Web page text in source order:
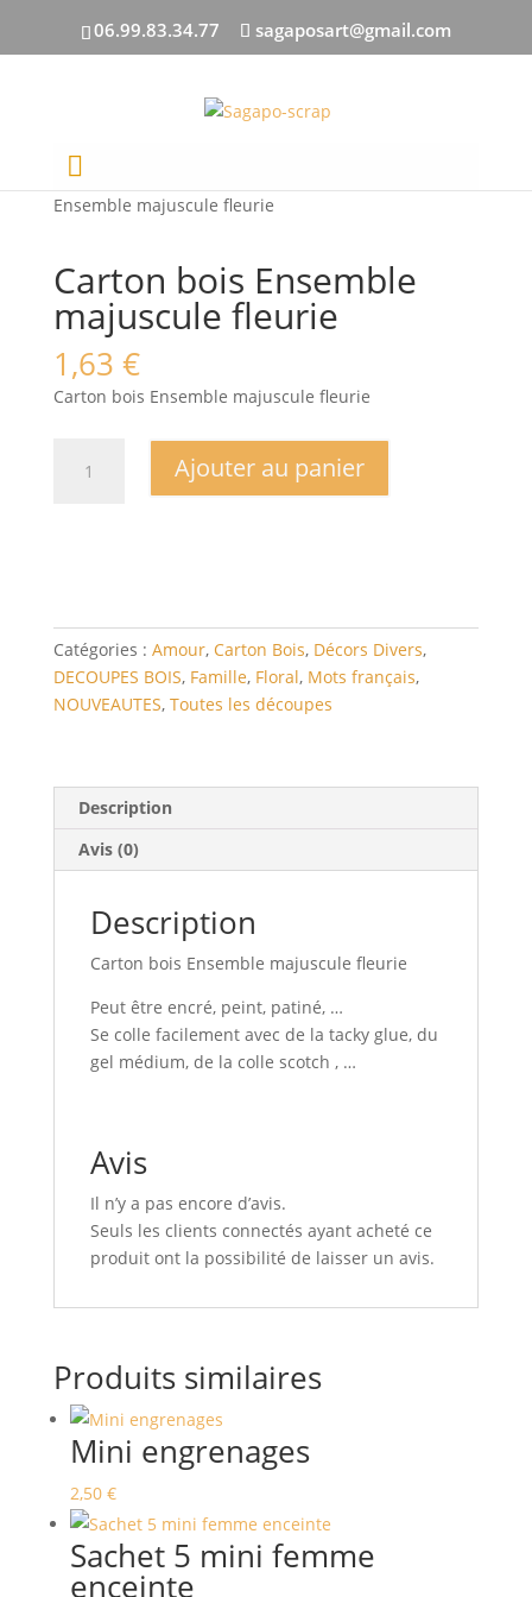
06.99.83.34.77 sagaposart@gmail.com
Accueil
Ensemble majuscule fleurie
Carton bois Ensemble
majuscule fleurie
1,63 €
Carton bois Ensemble majuscule fleurie
Ajouter au panier
Catégories : Amour, Carton Bois, Décors Divers,
DECOUPES BOIS, Famille, Floral, Mots français,
NOUVEAUTES, Toutes les découpes
Description
Avis (0)
Description
Carton bois Ensemble majuscule fleurie
Peut être encré, peint, patiné, …
Se colle facilement avec de la tacky glue, du
gel médium, de la colle scotch , …
Avis
Il n’y a pas encore d’avis.
Seuls les clients connectés ayant acheté ce
produit ont la possibilité de laisser un avis.
Produits similaires
Mini engrenages
2,50 €
Sachet 5 mini femme
enceinte